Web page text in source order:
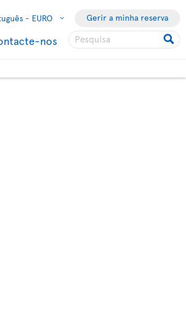
- EURO Gerir a minha reserva
nos